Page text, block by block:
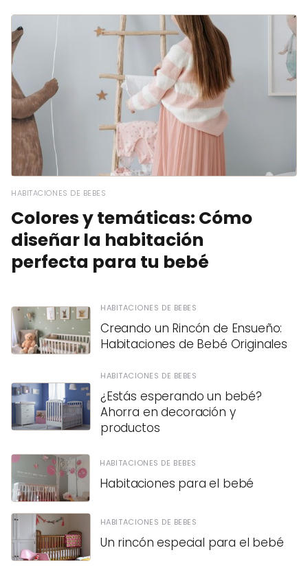
HABITACIONES DE BEBES
Colores y temáticas: Cómo
diseñar la habitación
perfecta para tu bebé
HABITACIONES DE BEBES
Creando un Rincón de Ensueño:
Habitaciones de Bebé Originales
HABITACIONES DE BEBES
¿Estás esperando un bebé?
Ahorra en decoración y
productos
HABITACIONES DE BEBES
Habitaciones para el bebé
HABITACIONES DE BEBES
Un rincón especial para el bebé